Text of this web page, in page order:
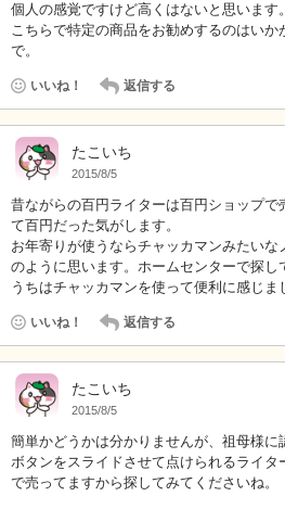
個人の感覚ですけど高くはないと思います。
こちらで特定の商品をお勧めするのはい
で。
いいね！ 返信する
たこいち
2015/8/5
昔ながらの百円ライターは百円ショップで
て百円だった気がします。
お年寄りが使うならチャッカマンみたい
のように思います。ホームセンターで探し
うちはチャッカマンを使って便利に感じま
いいね！ 返信する
たこいち
2015/8/5
簡単かどうかは分かりませんが、祖母様に
ボタンをスライドさせて点けられるライ
で売ってますから探してみてくださいね。